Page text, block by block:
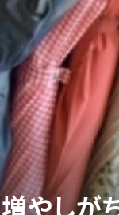
やしが